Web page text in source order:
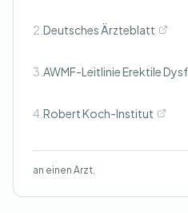
2. Deutsches Ärzteblatt
3. AWMF-Leitlinie Erektile
4. Robert Koch-Institut
an einen Arzt.